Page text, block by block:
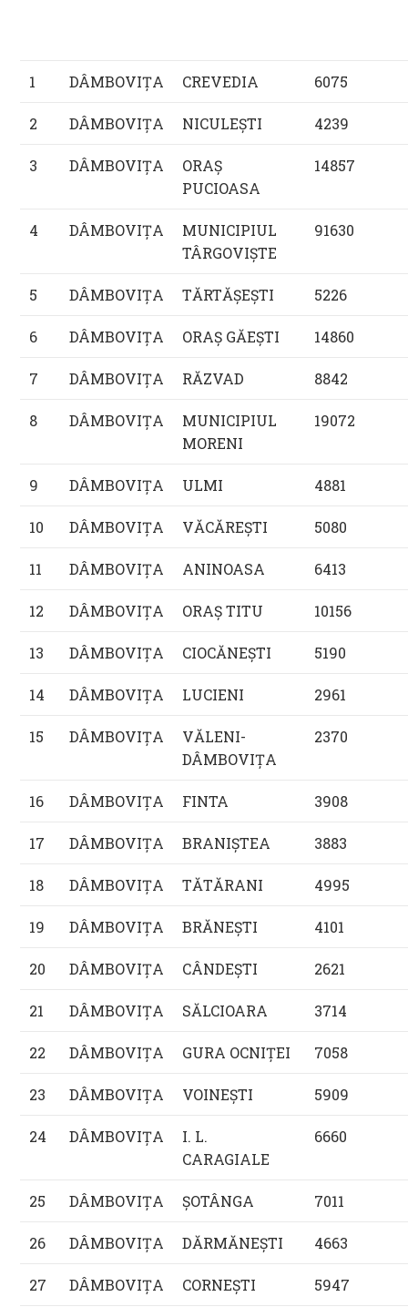
1 DÂMBOVIŢA CREVEDIA 6075
2 DÂMBOVIŢA NICULEŞTI 4239
3 DÂMBOVIŢA
ORAŞ
PUCIOASA
14857
4 DÂMBOVIŢA
MUNICIPIUL
TÂRGOVIŞTE
91630
5 DÂMBOVIŢA TĂRTĂŞEŞTI 5226
6 DÂMBOVIŢA ORAŞ GĂEŞTI 14860
7 DÂMBOVIŢA RĂZVAD 8842
8 DÂMBOVIŢA
MUNICIPIUL
MORENI
19072
9 DÂMBOVIŢA ULMI 4881
10 DÂMBOVIŢA VĂCĂREŞTI 5080
11 DÂMBOVIŢA ANINOASA 6413
12 DÂMBOVIŢA ORAŞ TITU 10156
13 DÂMBOVIŢA CIOCĂNEŞTI 5190
14 DÂMBOVIŢA LUCIENI 2961
15 DÂMBOVIŢA
VĂLENI-
DÂMBOVIŢA
2370
16 DÂMBOVIŢA FINTA 3908
17 DÂMBOVIŢA BRANIŞTEA 3883
18 DÂMBOVIŢA TĂTĂRANI 4995
19 DÂMBOVIŢA BRĂNEŞTI 4101
20 DÂMBOVIŢA CÂNDEŞTI 2621
21 DÂMBOVIŢA SĂLCIOARA 3714
22 DÂMBOVIŢA GURA OCNIŢEI 7058
23 DÂMBOVIŢA VOINEŞTI 5909
24 DÂMBOVIŢA
I. L.
CARAGIALE
6660
25 DÂMBOVIŢA ŞOTÂNGA 7011
26 DÂMBOVIŢA DĂRMĂNEŞTI 4663
27 DÂMBOVIŢA CORNEŞTI 5947